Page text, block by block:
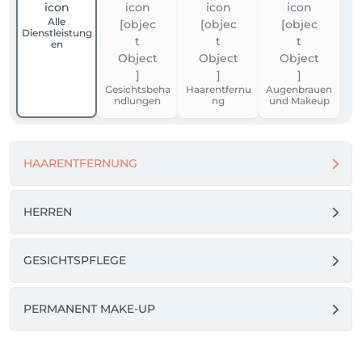
Denn wahre Schönheit entsteht dort, wo
Kompetenz auf Leidenschaft trifft.
Alle
Dienstleistung
en
Gesichtsbeha
ndlungen
Haarentfernu
ng
Augenbrauen
und Makeup
HAARENTFERNUNG
HERREN
GESICHTSPFLEGE
PERMANENT MAKE-UP